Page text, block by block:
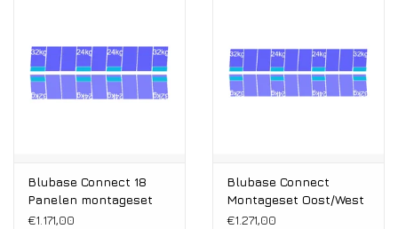
Blubase Connect 18
Panelen montageset
Oost/West Portrait
€1.171,00
Blubase Connect
Montageset Oost/West
Portrait 20 panelen
€1.271,00